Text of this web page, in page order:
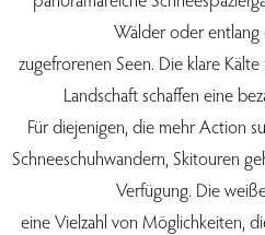
Wälder oder
zugefrorenen Seen. Die klare
Landschaft schaffen eine
Für diejenigen, die mehr Action
Schneeschuhwandern, Skitouren
Verfügung. Die
eine Vielzahl von Möglichkeiten,